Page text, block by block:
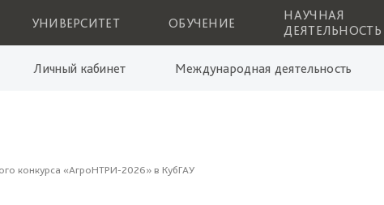
УНИВЕРСИТЕТ ОБУЧЕНИЕ
НАУЧНАЯ
ДЕЯТЕЛЬНОСТЬ
Личный кабинет Международная деятельность
конкурса «АгроНТРИ-2026» в КубГАУ